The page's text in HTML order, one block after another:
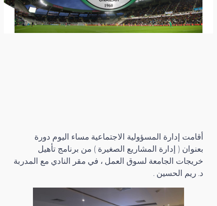
أقامت إدارة المسؤولية الاجتماعية مساء اليوم دورة
بعنوان ( إدارة المشاريع الصغيرة ) من برنامج تأهيل
خريجات الجامعة لسوق العمل ، في مقر النادي مع المدربة
د. ريم الحسين .